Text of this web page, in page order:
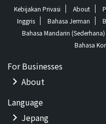
Kebijakan Privasi About
Inggris
Bahasa Jerman
Bahasa Mandarin (Sederhana)
Bahasa
For Businesses
About
Language
Jepang